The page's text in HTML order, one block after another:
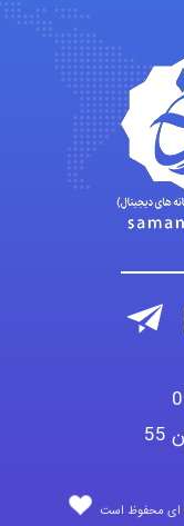
fatima
Jafar Tym
aghajari vahid
ای محفوظ است